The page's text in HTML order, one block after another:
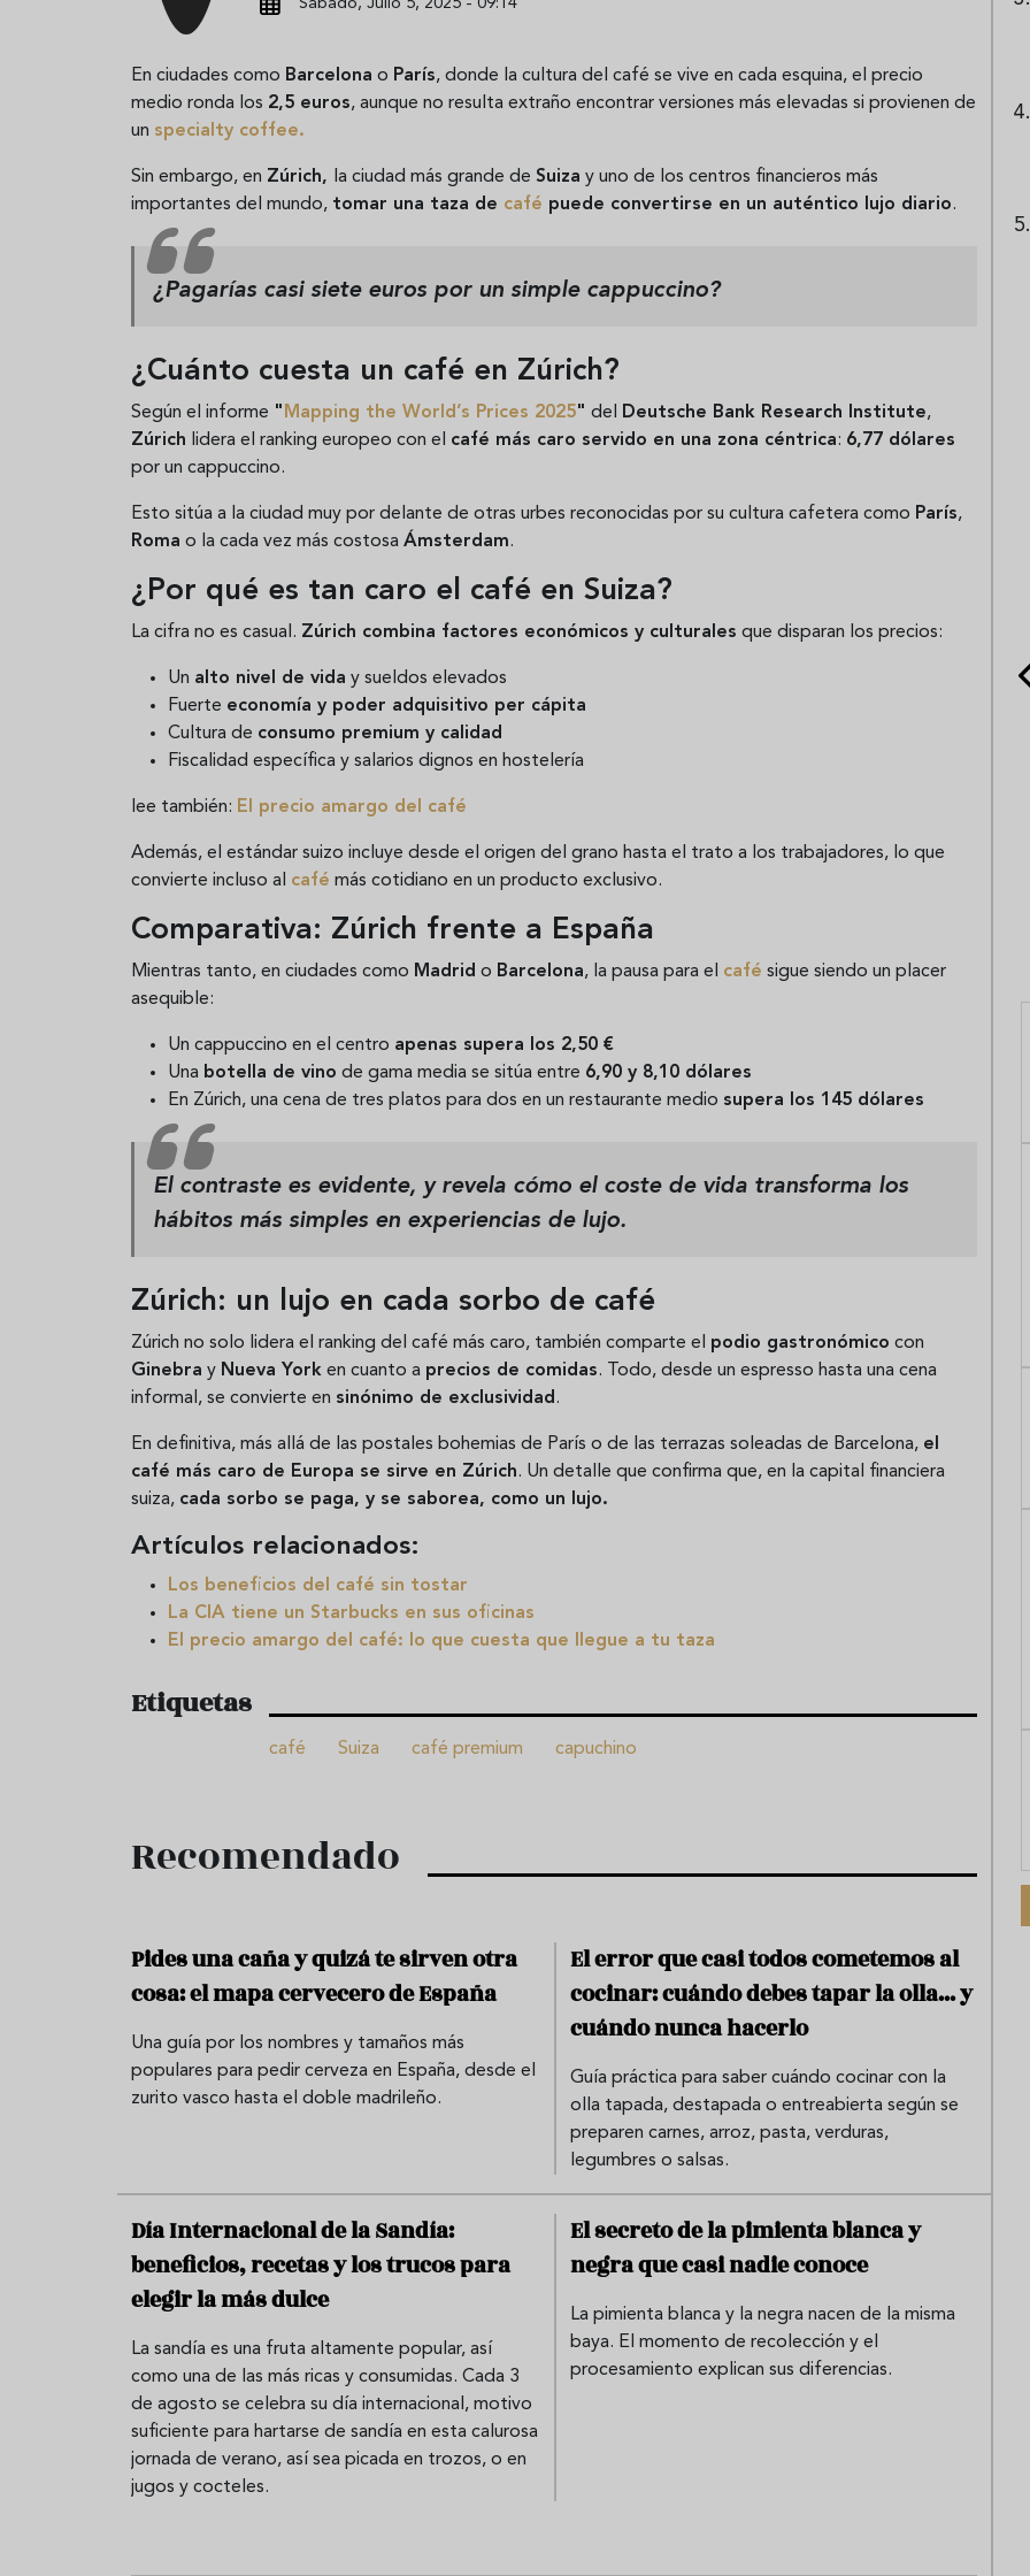
Sábado, Julio 5, 2025 - 09:14
En ciudades como Barcelona o París, donde la cultura del café se vive en cada esquina, el precio
medio ronda los 2,5 euros, aunque no resulta extraño encontrar versiones más elevadas si provienen de
un specialty coffee.
Sin embargo, en Zúrich, la ciudad más grande de Suiza y uno de los centros financieros más
importantes del mundo, tomar una taza de café puede convertirse en un auténtico lujo diario.
¿Pagarías casi siete euros por un simple cappuccino?
¿Cuánto cuesta un café en Zúrich?
Según el informe " Mapping the World’s Prices 2025" del Deutsche Bank Research Institute,
Zúrich lidera el ranking europeo con el café más caro servido en una zona céntrica: 6,77 dólares
por un cappuccino.
Esto sitúa a la ciudad muy por delante de otras urbes reconocidas por su cultura cafetera como París,
Roma o la cada vez más costosa Ámsterdam.
¿Por qué es tan caro el café en Suiza?
La cifra no es casual. Zúrich combina factores económicos y culturales que disparan los precios:
Un alto nivel de vida y sueldos elevados
Fuerte economía y poder adquisitivo per cápita
Cultura de consumo premium y calidad
Fiscalidad específica y salarios dignos en hostelería
lee también: El precio amargo del café
Además, el estándar suizo incluye desde el origen del grano hasta el trato a los trabajadores, lo que
convierte incluso al café más cotidiano en un producto exclusivo.
Comparativa: Zúrich frente a España
Mientras tanto, en ciudades como Madrid o Barcelona, la pausa para el café sigue siendo un placer
asequible:
Un cappuccino en el centro apenas supera los 2,50 €
Una botella de vino de gama media se sitúa entre 6,90 y 8,10 dólares
En Zúrich, una cena de tres platos para dos en un restaurante medio supera los 145 dólares
El contraste es evidente, y revela cómo el coste de vida transforma los
hábitos más simples en experiencias de lujo.
Zúrich: un lujo en cada sorbo de café
Zúrich no solo lidera el ranking del café más caro, también comparte el podio gastronómico con
Ginebra y Nueva York en cuanto a precios de comidas. Todo, desde un espresso hasta una cena
informal, se convierte en sinónimo de exclusividad .
En definitiva, más allá de las postales bohemias de París o de las terrazas soleadas de Barcelona, el
café más caro de Europa se sirve en Zúrich. Un detalle que confirma que, en la capital financiera
suiza, cada sorbo se paga, y se saborea, como un lujo.
Artículos relacionados:
Los beneficios del café sin tostar
La CIA tiene un Starbucks en sus oficinas
El precio amargo del café: lo que cuesta que llegue a tu taza
Etiquetas
café Suiza café premium capuchino
Recomendado
Pides una caña y quizá te sirven otra
cosa: el mapa cervecero de España
Una guía por los nombres y tamaños más
populares para pedir cerveza en España, desde el
zurito vasco hasta el doble madrileño.
El error que casi todos cometemos al
cocinar: cuándo debes tapar la olla... y
cuándo nunca hacerlo
Guía práctica para saber cuándo cocinar con la
olla tapada, destapada o entreabierta según se
preparen carnes, arroz, pasta, verduras,
legumbres o salsas.
Día Internacional de la Sandía:
beneficios, recetas y los trucos para
elegir la más dulce
La sandía es una fruta altamente popular, así
como una de las más ricas y consumidas. Cada 3
de agosto se celebra su día internacional, motivo
suficiente para hartarse de sandía en esta calurosa
jornada de verano, así sea picada en trozos, o en
jugos y cocteles.
El secreto de la pimienta blanca y
negra que casi nadie conoce
La pimienta blanca y la negra nacen de la misma
baya. El momento de recolección y el
procesamiento explican sus diferencias.